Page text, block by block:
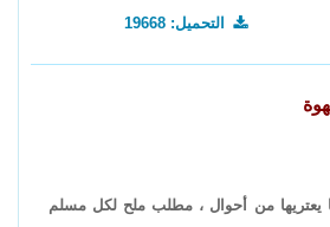
التحميل: 19668
يعتريها من أحوال ، مطلب ملح لكل مسلم